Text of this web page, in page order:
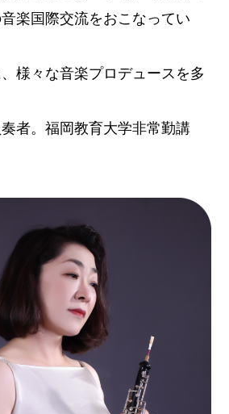
楽国際交流をおこなってい
様々な音楽プロデュースを多
者。福岡教育大学非常勤講